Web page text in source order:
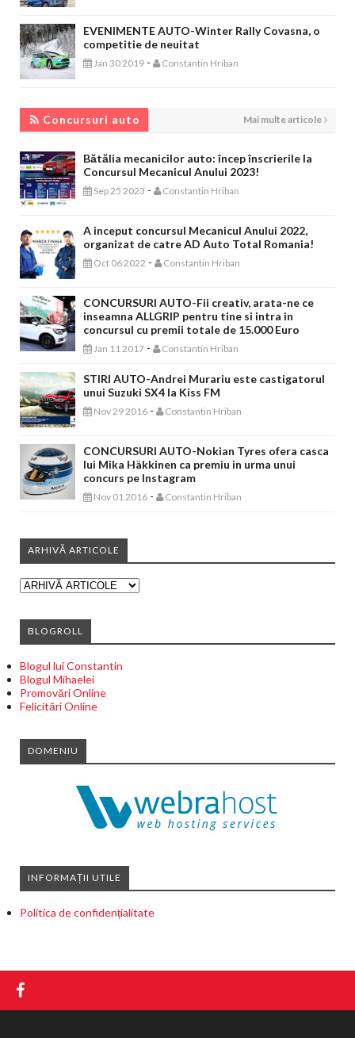
EVENIMENTE AUTO-Winter Rally Covasna, o
competitie de neuitat
Jan 30 2019 - Constantin Hriban
Concursuri auto Mai multe articole
Bătălia mecanicilor auto: încep înscrierile la
Concursul Mecanicul Anului 2023!
Sep 25 2023 - Constantin Hriban
A inceput concursul Mecanicul Anului 2022,
organizat de catre AD Auto Total Romania!
Oct 06 2022 - Constantin Hriban
CONCURSURI AUTO-Fii creativ, arata-ne ce
inseamna ALLGRIP pentru tine si intra in
concursul cu premii totale de 15.000 Euro
Jan 11 2017 - Constantin Hriban
STIRI AUTO-Andrei Murariu este castigatorul
unui Suzuki SX4 la Kiss FM
Nov 29 2016 - Constantin Hriban
CONCURSURI AUTO-Nokian Tyres ofera casca
lui Mika Häkkinen ca premiu in urma unui
concurs pe Instagram
Nov 01 2016 - Constantin Hriban
ARHIVĂ ARTICOLE
BLOGROLL
Blogul lui Constantin
Blogul Mihaelei
Promovări Online
Felicitări Online
DOMENIU
INFORMAȚII UTILE
Politica de confidențialitate